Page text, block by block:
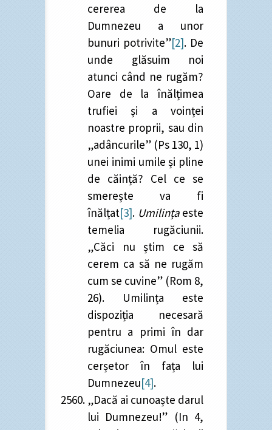
cererea de la
Dumnezeu a unor
bunuri potrivite”[2]. De
unde glăsuim noi
atunci când ne rugăm?
Oare de la înălțimea
trufiei și a voinței
noastre proprii, sau din
„adâncurile” (Ps 130, 1)
unei inimi umile și pline
de căință? Cel ce se
smerește va fi
înălțat[3]. Umilințaeste
temelia rugăciunii.
„Căci nu știm ce să
cerem ca să ne rugăm
cum se cuvine” (Rom 8,
26). Umilința este
dispoziția necesară
pentru a primi în dar
rugăciunea: Omul este
cerșetor în fața lui
Dumnezeu[4].
„Dacă ai cunoaște darul
lui Dumnezeu!” (In 4,